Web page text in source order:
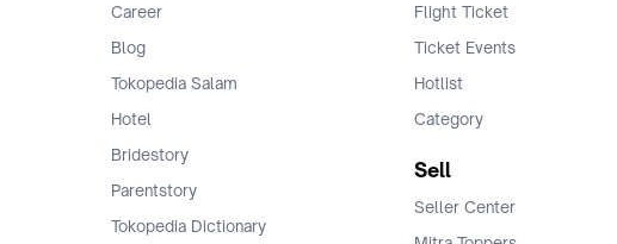
Career
Blog
Tokopedia Salam
Hotel
Bridestory
Parentstory
Tokopedia Dictionary
Flight Ticket
Ticket Events
Hotlist
Category
Sell
Seller Center